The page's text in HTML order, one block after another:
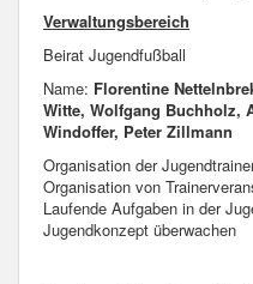
Verwaltungsbereich
Beirat Jugendfußball
Name: Florentine
Witte, Wolfgang Buchholz,
Windoffer, Peter Zillmann
Organisation der
Organisation von
Laufende Aufgaben in der
Jugendkonzept überwachen